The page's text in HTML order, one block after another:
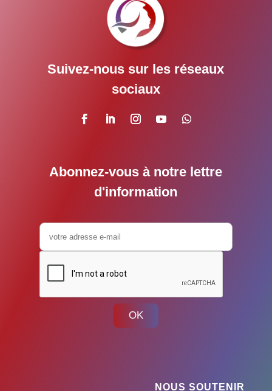
Suivez-nous sur les réseaux
sociaux
Abonnez-vous à notre lettre
d'information
OK
NOUS SOUTENIR